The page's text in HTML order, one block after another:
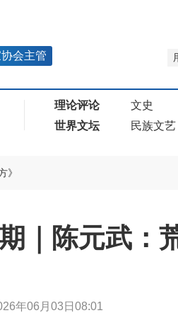
会主管
理论评论 文史
世界文坛
民族文艺
》
｜陈元武：
年06月03日08:01